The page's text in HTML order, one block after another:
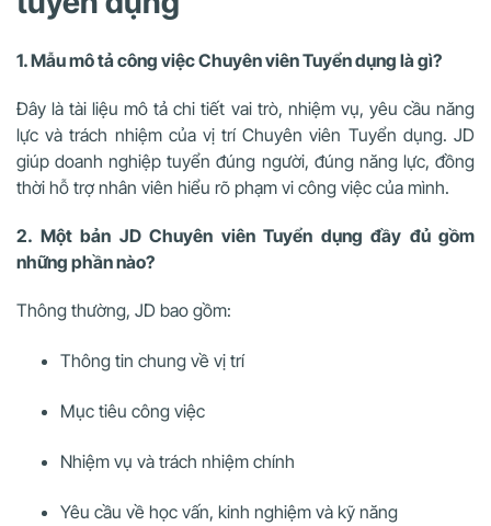
1. Mẫu mô tả công việc Chuyên viên Tuyển dụng là gì?
Đây là tài liệu mô tả chi tiết vai trò, nhiệm vụ, yêu cầu năng
lực và trách nhiệm của vị trí Chuyên viên Tuyển dụng. JD
giúp doanh nghiệp tuyển đúng người, đúng năng lực, đồng
thời hỗ trợ nhân viên hiểu rõ phạm vi công việc của mình.
2. Một bản JD Chuyên viên Tuyển dụng đầy đủ gồm
những phần nào?
Thông thường, JD bao gồm:
Thông tin chung về vị trí
Mục tiêu công việc
Nhiệm vụ và trách nhiệm chính
Yêu cầu về học vấn, kinh nghiệm và kỹ năng